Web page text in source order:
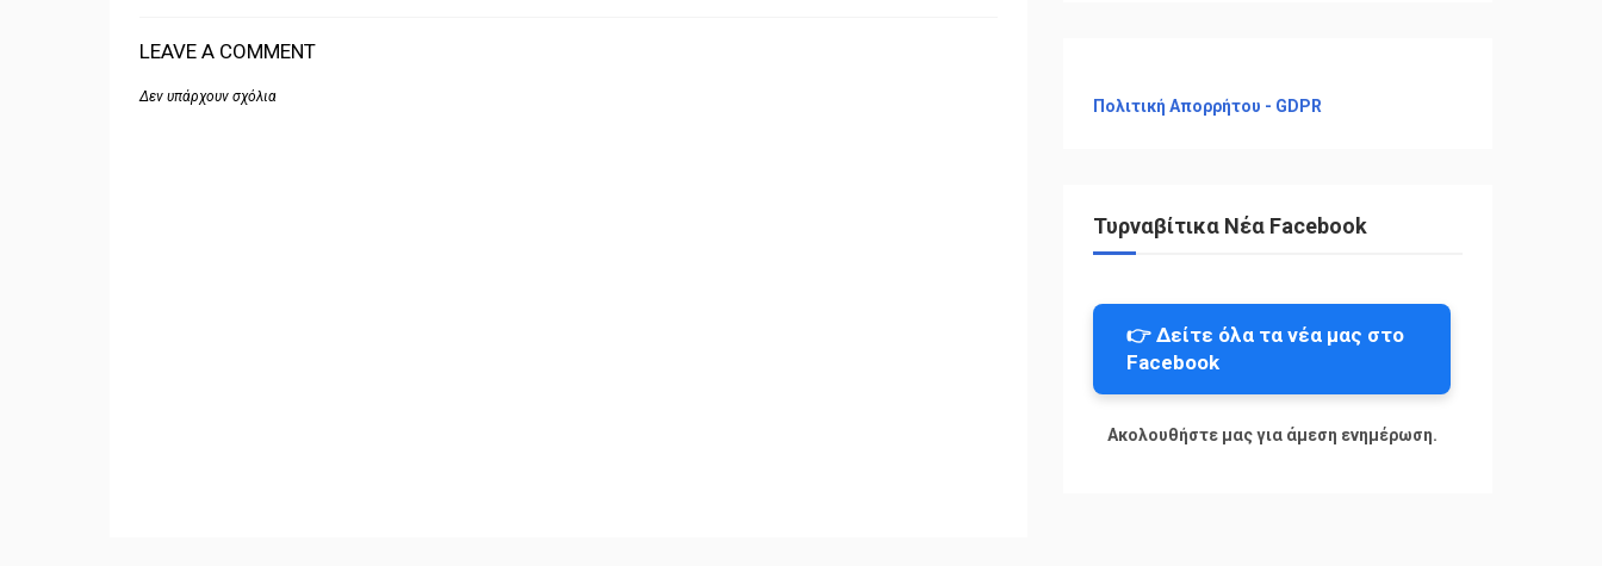
LEAVE A COMMENT
Δεν υπάρχουν σχόλια Πολιτική Απορρήτου - GDPR
Τυρναβίτικα Νέα Facebook
👉 Δείτε όλα τα νέα μας στο
Facebook
Ακολουθήστε μας για άμεση ενημέρωση.